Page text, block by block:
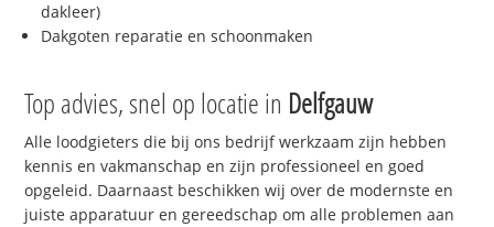
dakleer)
Dakgoten reparatie en schoonmaken
Top advies, snel op locatie in Delfgauw
Alle loodgieters die bij ons bedrijf werkzaam zijn hebben
kennis en vakmanschap en zijn professioneel en goed
opgeleid. Daarnaast beschikken wij over de modernste en
juiste apparatuur en gereedschap om alle problemen aan